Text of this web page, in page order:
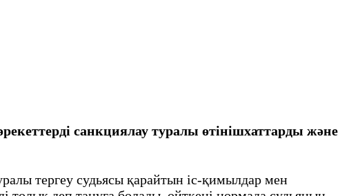
санкциялау туралы өтінішхаттарды және
тергеу судьясы қарайтын іс-қимылдар мен